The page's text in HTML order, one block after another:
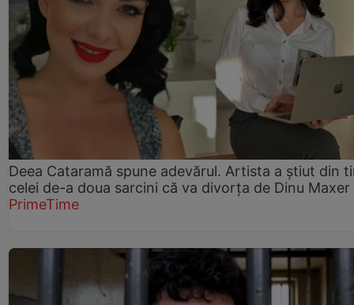
Deea Cataramă spune adevărul. Artista a știut din
celei de-a doua sarcini că va divorța de Dinu Maxer
PrimeTime